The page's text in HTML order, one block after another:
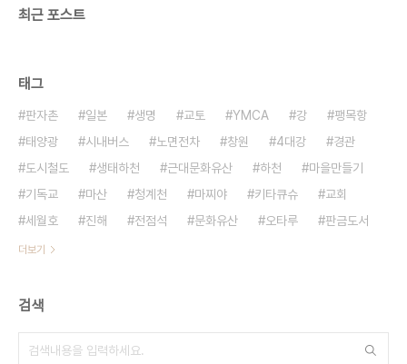
최근 포스트
태그
판자촌 일본 생명 교토 YMCA 강
팽목항
태양광
시내버스 노면전차 창원 4대강
경관
도시철도
생태하천 근대문화유산 하천
마을만들기
기독교
마산 청계천 마찌야 키타큐슈
교회
세월호
진해 전점석 문화유산 오타루 판금도서
더보기
검색